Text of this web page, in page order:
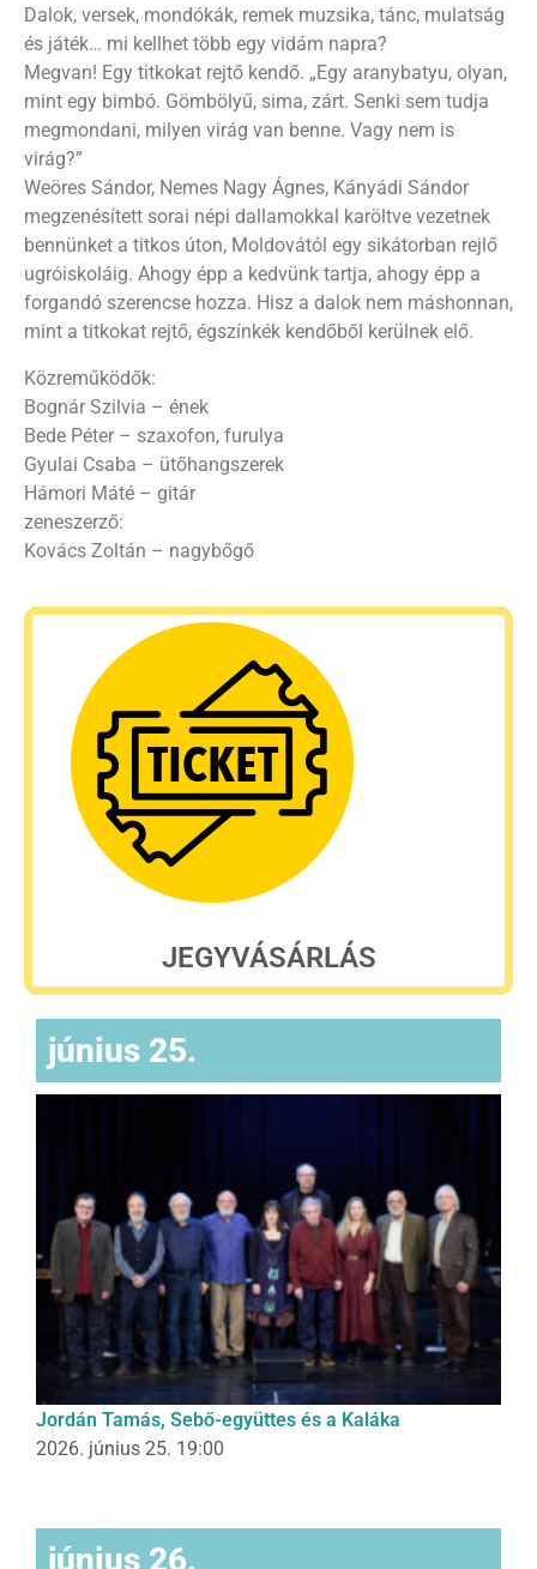
Dalok, versek, mondókák, remek muzsika, tánc, mulatság
és játék… mi kellhet több egy vidám napra?
Megvan! Egy titkokat rejtő kendő. „Egy aranybatyu, olyan,
mint egy bimbó. Gömbölyű, sima, zárt. Senki sem tudja
megmondani, milyen virág van benne. Vagy nem is
virág?”
Weöres Sándor, Nemes Nagy Ágnes, Kányádi Sándor
megzenésített sorai népi dallamokkal karöltve vezetnek
bennünket a titkos úton, Moldovától egy sikátorban rejlő
ugróiskoláig. Ahogy épp a kedvünk tartja, ahogy épp a
forgandó szerencse hozza. Hisz a dalok nem máshonnan,
mint a titkokat rejtő, égszínkék kendőből kerülnek elő.
Közreműködők:
Bognár Szilvia – ének
Bede Péter – szaxofon, furulya
Gyulai Csaba – ütőhangszerek
Hámori Máté – gitár
zeneszerző:
Kovács Zoltán – nagybőgő
JEGYVÁSÁRLÁS
június 25.
Jordán Tamás, Sebő-együttes és a Kaláka
2026. június 25. 19:00
június 26.